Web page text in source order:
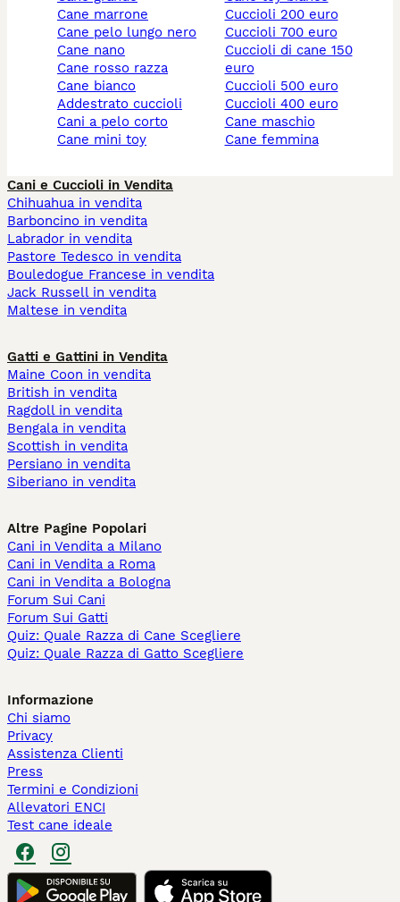
cane marrone
cane pelo lungo nero
cane nano
cane rosso razza
cane bianco
addestrato cuccioli
cani a pelo corto
cane mini toy
cuccioli 200 euro
cuccioli 700 euro
cuccioli di cane 150
euro
cuccioli 500 euro
cuccioli 400 euro
cane maschio
cane femmina
Cani e Cuccioli in Vendita
Chihuahua in vendita
Barboncino in vendita
Labrador in vendita
Pastore Tedesco in vendita
Bouledogue Francese in vendita
Jack Russell in vendita
Maltese in vendita
Gatti e Gattini in Vendita
Maine Coon in vendita
British in vendita
Ragdoll in vendita
Bengala in vendita
Scottish in vendita
Persiano in vendita
Siberiano in vendita
Altre Pagine Popolari
Cani in Vendita a Milano
Cani in Vendita a Roma
Cani in Vendita a Bologna
Forum Sui Cani
Forum Sui Gatti
Quiz: Quale Razza di Cane Scegliere
Quiz: Quale Razza di Gatto Scegliere
Informazione
Chi siamo
Privacy
Assistenza Clienti
Press
Termini e Condizioni
Allevatori ENCI
Test cane ideale